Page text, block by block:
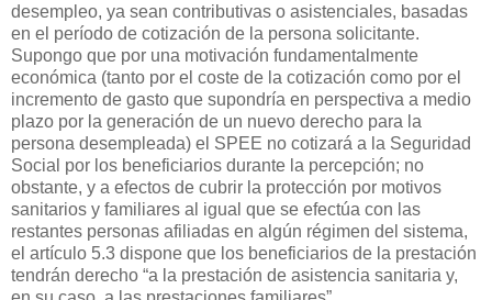
desempleo, ya sean contributivas o asistenciales, basadas
en el período de cotización de la persona solicitante.
Supongo que por una motivación fundamentalmente
económica (tanto por el coste de la cotización como por el
incremento de gasto que supondría en perspectiva a medio
plazo por la generación de un nuevo derecho para la
persona desempleada) el SPEE no cotizará a la Seguridad
Social por los beneficiarios durante la percepción; no
obstante, y a efectos de cubrir la protección por motivos
sanitarios y familiares al igual que se efectúa con las
restantes personas afiliadas en algún régimen del sistema,
el artículo 5.3 dispone que los beneficiarios de la prestación
tendrán derecho “a la prestación de asistencia sanitaria y,